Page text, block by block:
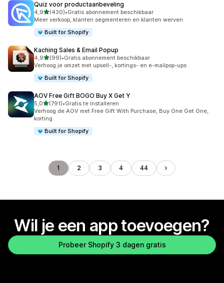
Quiz voor productaanbeveling
4,9van 5 sterren
(430)
430 recensies in totaal
•Gratis abonnement beschikbaar
Meer verkoop, klanten segmenteren en klanten werven
Built for Shopify
Kaching Sales & Email Popup
4,9van 5 sterren
(99)
99 recensies in totaal
•Gratis abonnement beschikbaar
Verhoog je omzet met upsell-, kortings- en e-mailpop-ups
Built for Shopify
AOV Free Gift BOGO Buy X Get Y
5,0van 5 sterren
(791)
791 recensies in totaal
•Gratis te installeren
Verhoog de AOV met Free Gift With Purchase, Buy One Get One,
korting
Built for Shopify
1 2 3 4 44
Wil je een app toevoegen?
Probeer Shopify 3 dagen gratis